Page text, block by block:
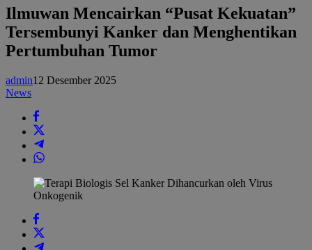
“Pusat
Kekuatan”
Tersembunyi
Kanker
dan
Tumor
Ilmuwan Mencairkan “Pusat Kekuatan”
Tersembunyi Kanker dan Menghentikan
Pertumbuhan Tumor
admin12 Desember 2025
News